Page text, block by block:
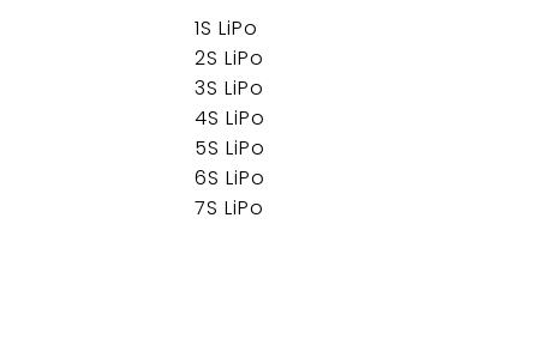
1S LiPo
2S LiPo
3S LiPo
4S LiPo
5S LiPo
6S LiPo
7S LiPo